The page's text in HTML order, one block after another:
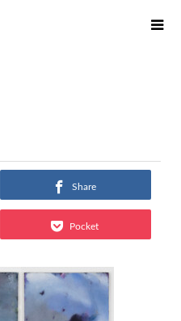
Share
Pocket